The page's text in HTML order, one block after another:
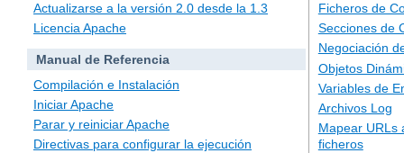
Actualizarse a la versión 2.0 desde la 1.3
Licencia Apache
Manual de Referencia
Compilación e Instalación
Iniciar Apache
Parar y reiniciar Apache
Directivas para configurar la ejecución
Ficheros de
Secciones de
Negociación
Objetos
Variables de
Archivos Log
Mapear URLs
ficheros